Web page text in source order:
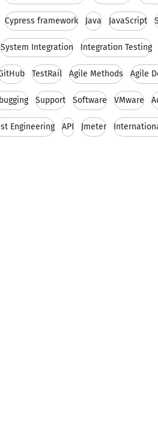
Cypress framework Java JavaScript
System Integration Integration Testing
TestRail Agile Methods Agile
Support Software VMware
Engineering API Jmeter